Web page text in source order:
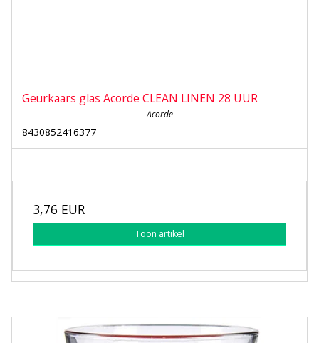
Geurkaars glas Acorde CLEAN LINEN 28 UUR
Acorde
8430852416377
3,76 EUR
Toon artikel